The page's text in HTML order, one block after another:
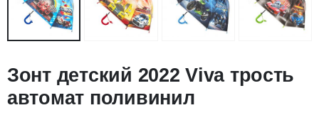
Зонт детский 2022 Viva трость
автомат поливинил